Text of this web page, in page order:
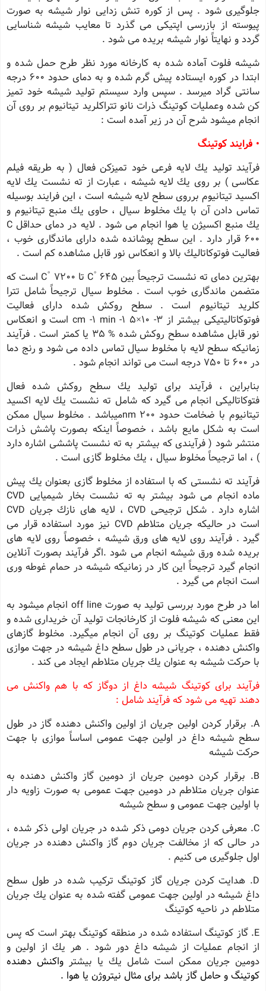
جلوگیری شود . پس از كوره تنش زدایی نوار شیشه به صورت
پیوسته از بازرسی اپتیكی می گذرد تا معایب شیشه شناسایی
گردد و نهایتاً نوار شیشه بریده می شود .
شیشه فلوت آماده شده به كارخانه مورد نظر طرح حمل شده و
ابتدا در كوره ایستاده پیش گرم شده و به دمای حدود 600 درجه
سانتی گراد میرسد . سپس وارد سیستم تولید شیشه خود تمیز
كن شده وعملیات كوتینگ ذرات نانو تتراكلرید تیتانیوم بر روی آن
انجام میشود شرح آن در زیر آمده است :
• فرایند كوتینگ
فرآیند تولید یك لایه فرعی خود تمیزكن فعال ( به طریقه فیلم
عكاسی ) بر روی یك لایه شیشه ، عبارت از ته نشست یك لایه
اكسید تیتانیوم برروی سطح لایه شیشه است ، این فرایند بوسیله
تماس دادن آن با یك مخلوط سیال ، حاوی یك منبع تیتانیوم و
یك منبع اكسیژن یا هوا انجام می شود . لایه در دمای حداقل C
600 قرار دارد . این سطح پوشانده شده دارای ماندگاری خوب ،
فعالیت فوتوكاتالیك بالا و انعكاس نور قابل مشاهده كم است .
بهترین دمای ته نشست ترجیحاً بین C ْ 645 تا C ْ 7200 است كه
متضمن ماندگاری خوب است . مخلوط سیال ترجیحاً شامل تترا
كلرید تیتانیوم است . سطح روكش شده دارای فعالیت
فوتوكاتالیتیكی بیشتر از 3- 10×5 1- cm -1 min است و انعكاس
نور قابل مشاهده سطح روكش شده % 35 یا كمتر است . فرآیند
زمانیكه سطح لایه با مخلوط سیال تماس داده می شود و رنج دما
در 600 تا 750 درجه است می تواند انجام شود .
بنابراین ، فرآیند برای تولید یك سطح روكش شده فعال
فتوكاتالیكی انجام می گیرد كه شامل ته نشست یك لایه اكسید
تیتانیوم با ضخامت حدود nm 200میباشد . مخلوط سیال ممكن
است به شكل مایع باشد ، خصوصاً اینكه بصورت پاشش ذرات
منتشر شود ( فرآیندی كه بیشتر به ته نشست پاششی اشاره دارد
) ، اما ترجیحاً مخلوط سیال ، یك مخلوط گازی است .
فرآیند ته نشستی كه با استفاده از مخلوط گازی بعنوان یك پیش
ماده انجام می شود بیشتر به ته نشست بخار شیمیایی CVD
اشاره دارد . شكل ترجیحی CVD ، لایه های نازك جریان CVD
است در حالیكه جریان متلاطم CVD نیز مورد استفاده قرار می
گیرد . فرآیند روی لایه های ورق شیشه ، خصوصاً روی لایه های
بریده شده ورق شیشه انجام می شود .اگر فرآیند بصورت آنلاین
انجام گیرد ترجیحاً این كار در زمانیكه شیشه در حمام غوطه وری
است انجام می گیرد .
اما در طرح مورد بررسی تولید به صورت off line انجام میشود به
این معنی كه شیشه فلوت از كارخانجات تولید آن خریداری شده و
فقط عملیات كوتینگ بر روی آن انجام میگیرد. مخلوط گازهای
واكنش دهنده ، جریانی در طول سطح داغ شیشه در جهت موازی
با حركت شیشه به عنوان یك جریان متلاطم ایجاد می كند .
فرآیند برای كوتینگ شیشه داغ از دوگاز كه با هم واكنش می
دهند تهیه می شود كه فرآیند شامل :
A. برقرار كردن اولین جریان از اولین واكنش دهنده گاز در طول
سطح شیشه داغ در اولین جهت عمومی اساساً موازی با جهت
حركت شیشه
B. برقرار كردن دومین جریان از دومین گاز واكنش دهنده به
عنوان جریان متلاطم در دومین جهت عمومی به صورت زاویه دار
با اولین جهت عمومی و سطح شیشه
C. معرفی كردن جریان دومی ذكر شده در جریان اولی ذكر شده ،
در حالی كه از مخالفت جریان دوم گاز واكنش دهنده در جریان
اول جلوگیری می كنیم .
D. هدایت كردن جریان گاز كوتینگ تركیب شده در طول سطح
داغ شیشه در اولین جهت عمومی گفته شده به عنوان یك جریان
متلاطم در ناحیه كوتینگ
E. گاز كوتینگ استفاده شده در منطقه كوتینگ بهتر است كه پس
از انجام عملیات از شیشه داغ دور شود . هر یك از اولین و
دومین جریان ممكن است شامل یك یا بیشتر واكنش دهنده
كوتینگ و حامل گاز باشد برای مثال نیتروژن یا هوا .